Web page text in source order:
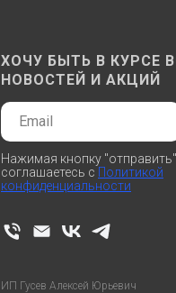
ХОЧУ БЫТЬ В КУРСЕ
НОВОСТЕЙ И АКЦИЙ
Нажимая кнопку
соглашаетесь с Политикой
конфиденциальности
ИП Гусев Алексей Юрьевич